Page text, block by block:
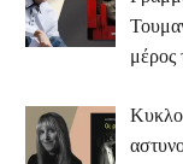
μέρος